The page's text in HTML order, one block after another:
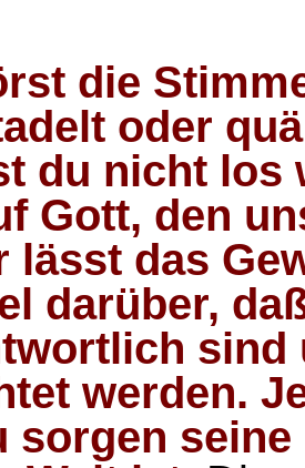
die
oder
du nicht los
Gott, den
lässt das
darüber,
sind
werden.
sorgen